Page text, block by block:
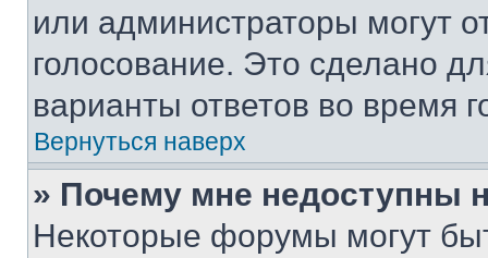
или администраторы могут
голосование. Это сделано
варианты ответов во время
Вернуться наверх
» Почему мне недоступны
Некоторые форумы могут